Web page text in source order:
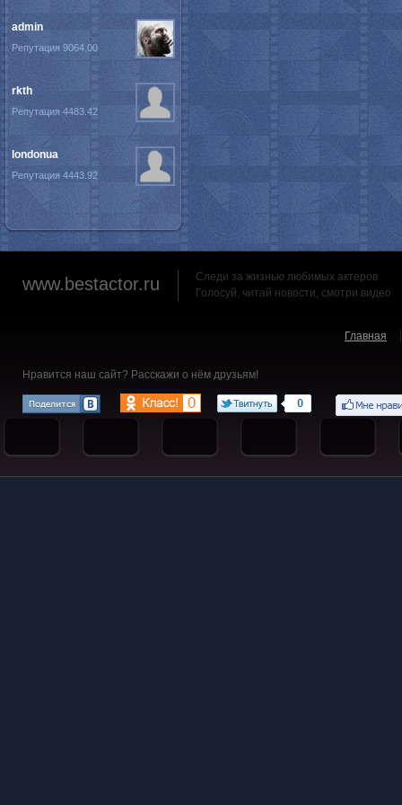
admin
Репутация 9064.00
rkth
Репутация 4483.42
londonua
Репутация 4443.92
www.bestactor.ru
Следи за жизнью любимых актеров
Голосуй, читай новости, смотри видео
Главная
Нравится наш сайт? Расскажи о нём друзьям!